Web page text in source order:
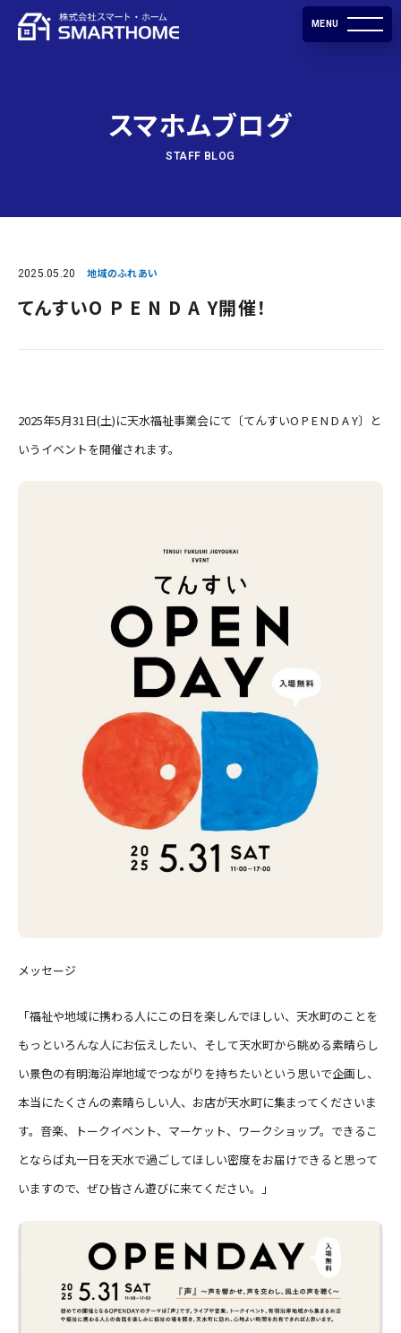
MENU
スマホムブログ
STAFF BLOG
2025.05.20 地域のふれあい
てんすいO P E N D A Y開催！
2025年5月31日(土)に天水福祉事業会にて〔てんすいO P E N D A Y〕と
いうイベントを開催されます。
メッセージ
「福祉や地域に携わる人にこの日を楽しんでほしい、天水町のことを
もっといろんな人にお伝えしたい、そして天水町から眺める素晴らし
い景色の有明海沿岸地域でつながりを持ちたいという思いで企画し、
本当にたくさんの素晴らしい人、お店が天水町に集まってくださいま
す。音楽、トークイベント、マーケット、ワークショップ。できるこ
とならば丸一日を天水で過ごしてほしい密度をお届けできると思って
いますので、ぜひ皆さん遊びに来てください。」